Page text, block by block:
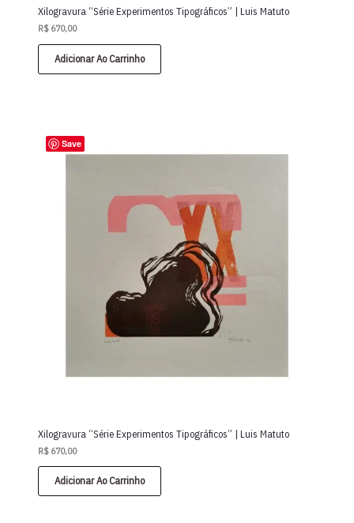
Xilogravura “Série Experimentos Tipográficos” | Luis Matuto
R$ 670,00
Adicionar Ao Carrinho
Xilogravura “Série Experimentos Tipográficos” | Luis Matuto
R$ 670,00
Adicionar Ao Carrinho
Save